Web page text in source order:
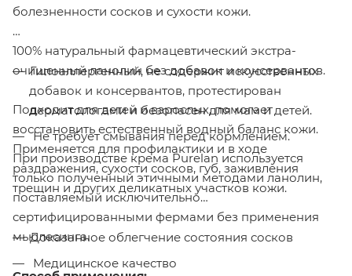
болезненности сосков и сухости кожи.
100% натуральный фармацевтический экстра-
очищенный ланолин без добавок и консервантов.
Подходит для детей и взрослых, помогает
восстановить естественный водный баланс кожи.
Применяется для профилактики и в ходе
раздражения, сухости сосков, губ, заживления
трещин и других деликатных участков кожи.
Гипоаллергенный, не содержит искусственных
добавок и консервантов, протестирован
дерматологами и безопасен для мам и детей.
Не требует смывания перед кормлением.
При производстве крема Purelan используется
только полученный этичными методами ланолин,
поставляемый исключительно
сертифицированными фермами без применения
мьюлесинга.
Доказанное облегчение состояния сосков
Медицинское качество